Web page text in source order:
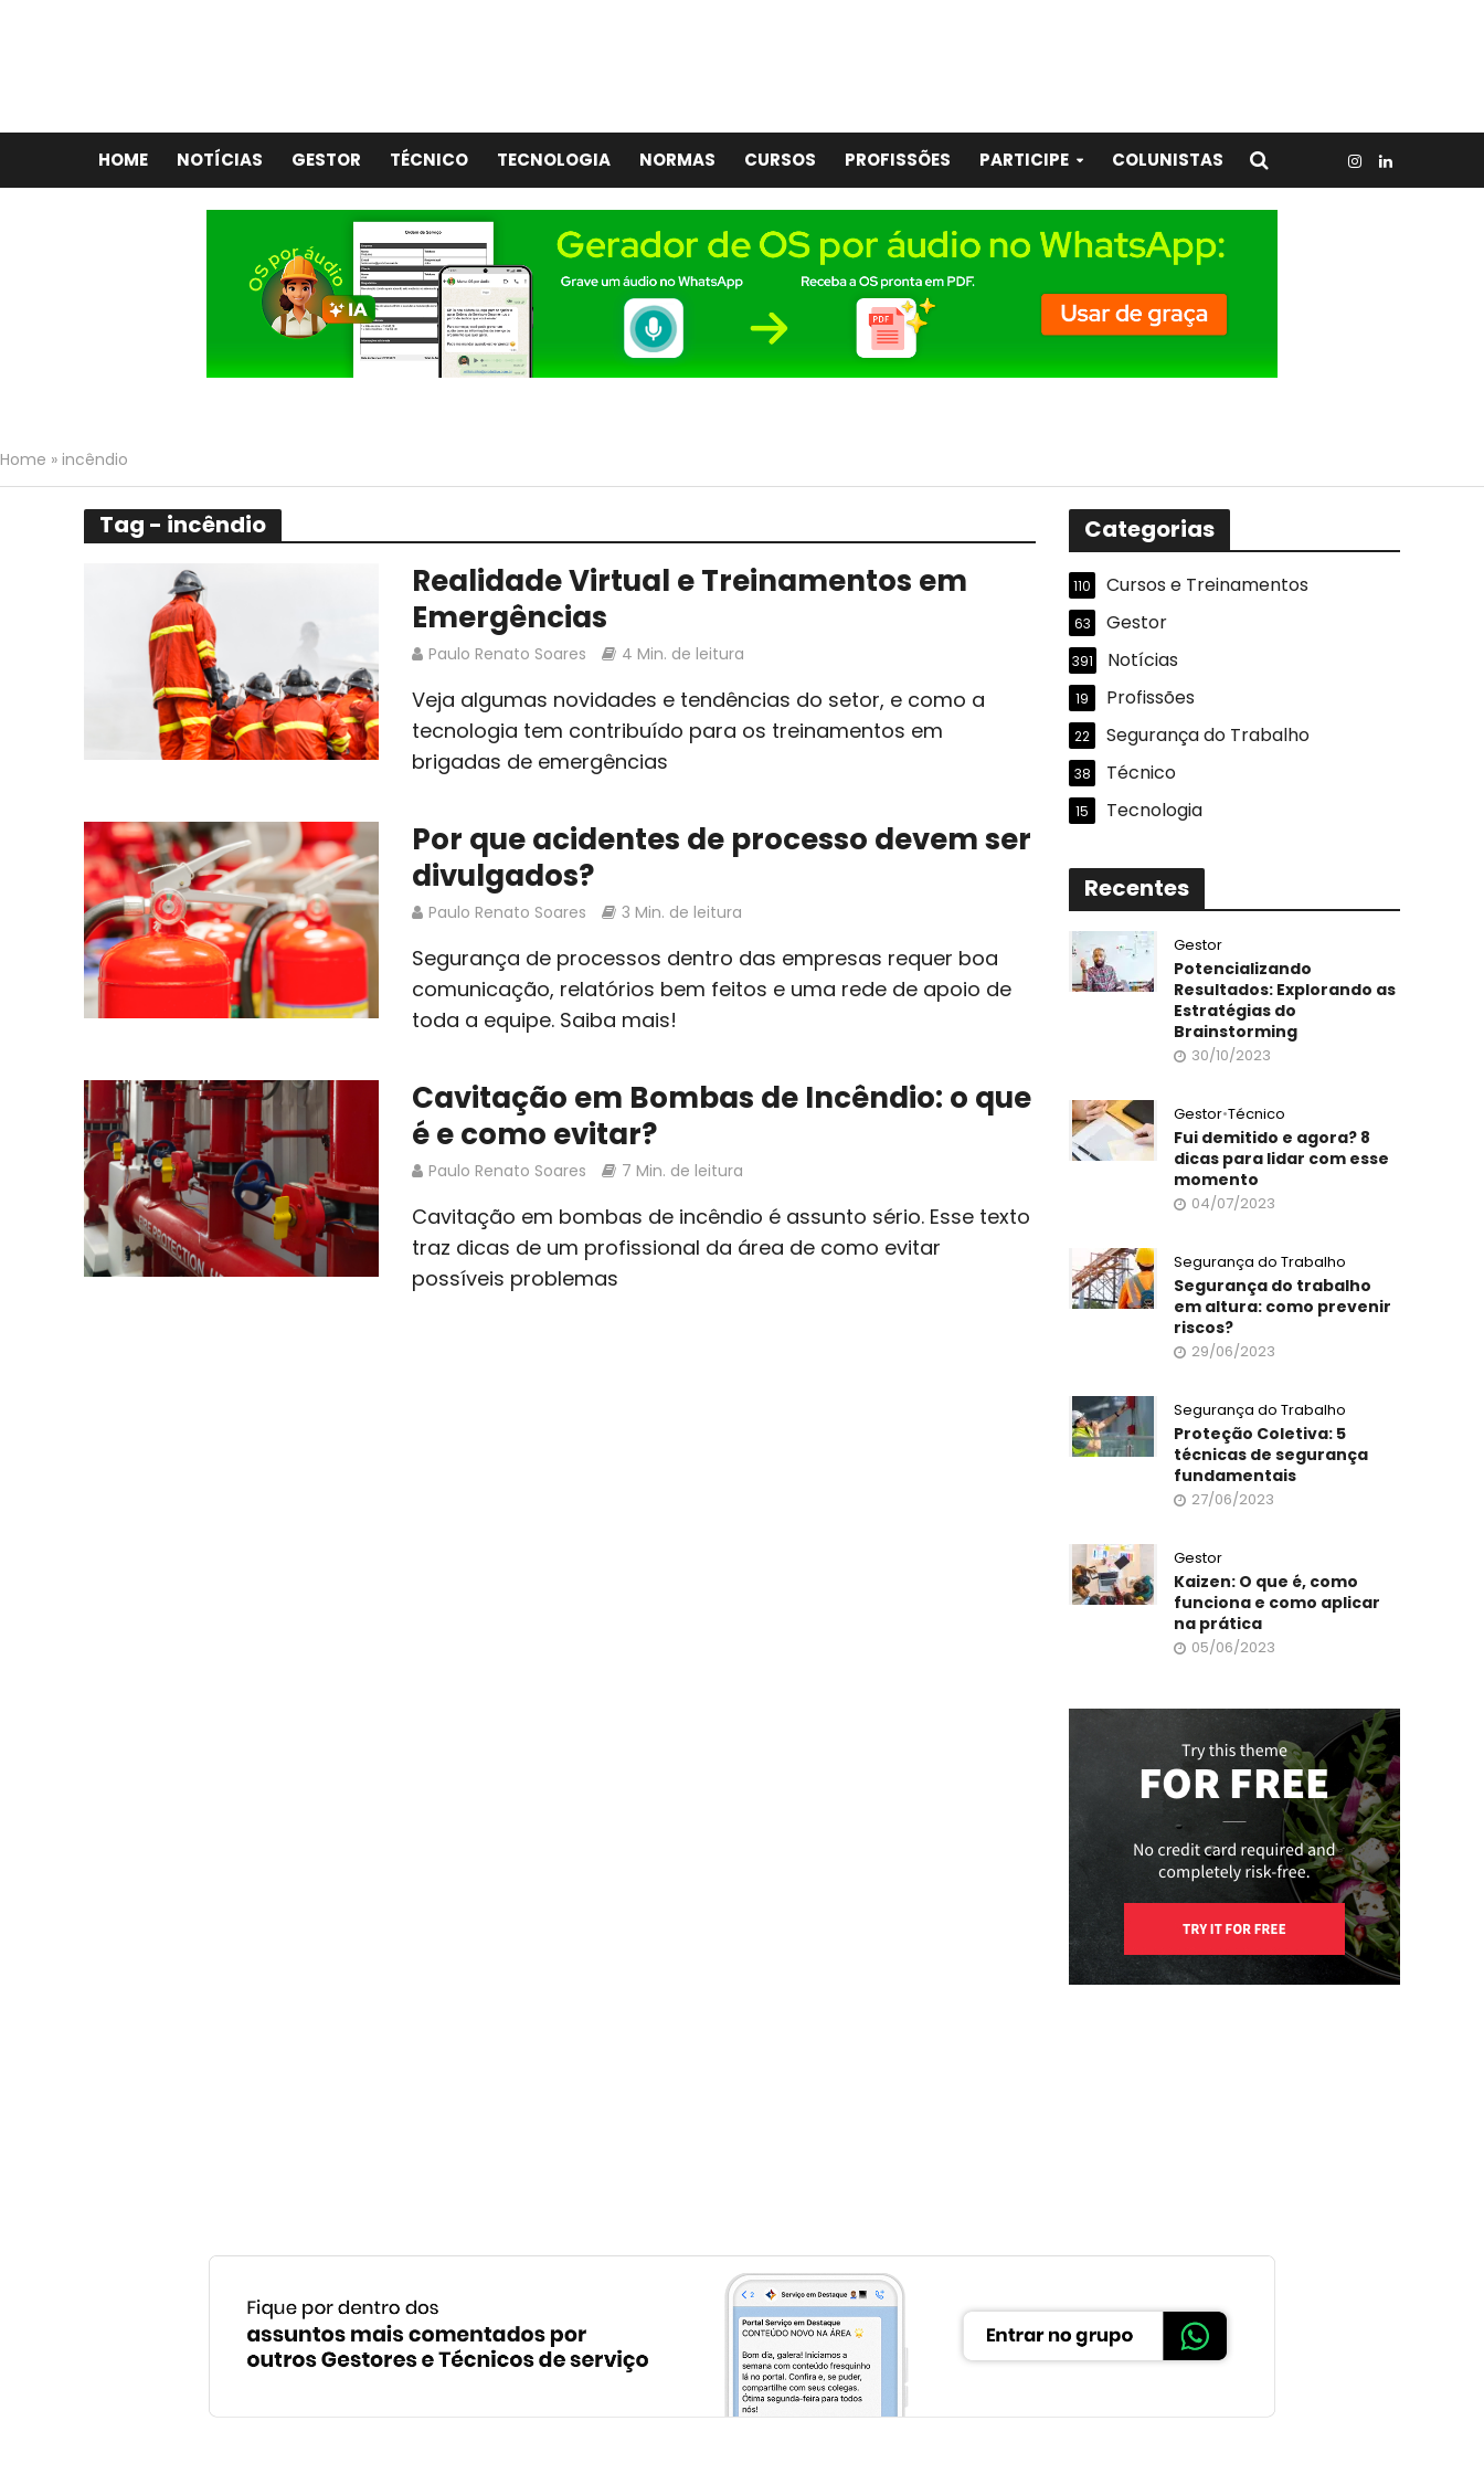
HOME NOTÍCIAS GESTOR TÉCNICO TECNOLOGIA NORMAS CURSOS PROFISSÕES PARTICIPE COLUNISTAS
Home » incêndio
Tag - incêndio
Realidade Virtual e Treinamentos em
Emergências
Paulo Renato Soares 4 Min. de leitura
Veja algumas novidades e tendências do setor, e como a
tecnologia tem contribuído para os treinamentos em
brigadas de emergências
Por que acidentes de processo devem ser
divulgados?
Paulo Renato Soares 3 Min. de leitura
Segurança de processos dentro das empresas requer boa
comunicação, relatórios bem feitos e uma rede de apoio de
toda a equipe. Saiba mais!
Cavitação em Bombas de Incêndio: o que
é e como evitar?
Paulo Renato Soares 7 Min. de leitura
Cavitação em bombas de incêndio é assunto sério. Esse texto
traz dicas de um profissional da área de como evitar
possíveis problemas
Categorias
Cursos e Treinamentos
110
Gestor
63
Notícias
391
Profissões
19
Segurança do Trabalho
22
Técnico
38
Tecnologia
15
Recentes
Gestor
Potencializando
Resultados: Explorando as
Estratégias do
Brainstorming
30/10/2023
Gestor•Técnico
Fui demitido e agora? 8
dicas para lidar com esse
momento
04/07/2023
Segurança do Trabalho
Segurança do trabalho
em altura: como prevenir
riscos?
29/06/2023
Segurança do Trabalho
Proteção Coletiva: 5
técnicas de segurança
fundamentais
27/06/2023
Gestor
Kaizen: O que é, como
funciona e como aplicar
na prática
05/06/2023